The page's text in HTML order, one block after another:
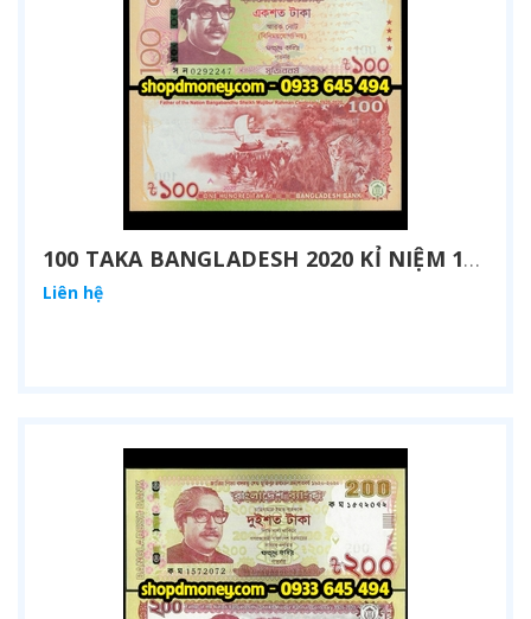
100 TAKA BANGLADESH 2020 KỈ NIỆM 100 NĂM NGÀY SINH MUJIBUR RAHMAN
Liên hệ